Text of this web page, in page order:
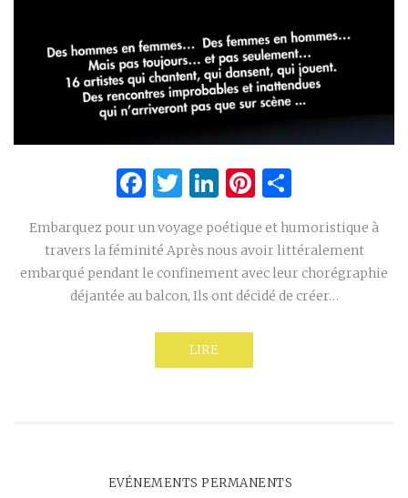
Facebook
Twitter
LinkedIn
Pinterest
Embarquez pour un voyage poétique et humoristique à
travers la féminité Après nous avoir littéralement
embarqué pendant le confinement avec leur chorégraphie
déjantée au balcon, Ils ont décidé de créer…
LIRE
EVÉNEMENTS PERMANENTS